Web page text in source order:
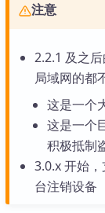
注意
2.2.1 及之
局域网的都
这是一个
这是一个
积极抵制
3.0.x 开始
台注销设备